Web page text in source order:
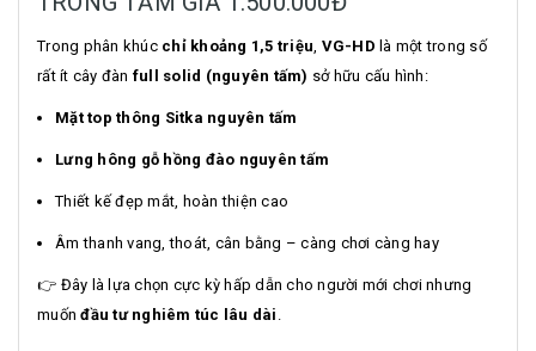
Trong phân khúc chỉ khoảng 1,5 triệu VG-HD là một trong số
rất ít cây đàn full solid (nguyên tấm) sở hữu cấu hình:
Mặt top thông Sitka nguyên tấm
Lưng hông gỗ hồng đào nguyên tấm
Thiết kế đẹp mắt, hoàn thiện cao
Âm thanh vang, thoát, cân bằng – càng chơi càng hay
👉 Đây là lựa chọn cực kỳ hấp dẫn cho người mới chơi nhưng
muốnđầu tư nghiêm túc lâu dài